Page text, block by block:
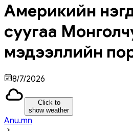
Америкийн
суугаа
мэдээллийн
8/7/2026
Click to
show weather
Anu.mn